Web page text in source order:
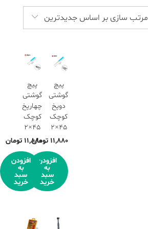
latestمرتب سازی بر اساس جدیدترین
پیچ
گوشتی
دوپخ
کوچک
45×2
11,880 تومان
افزودن
به
سبد
خرید
پیچ
گوشتی
چهارپخ
کوچک
45×2
11,880 تومان
افزودن
به
سبد
خرید